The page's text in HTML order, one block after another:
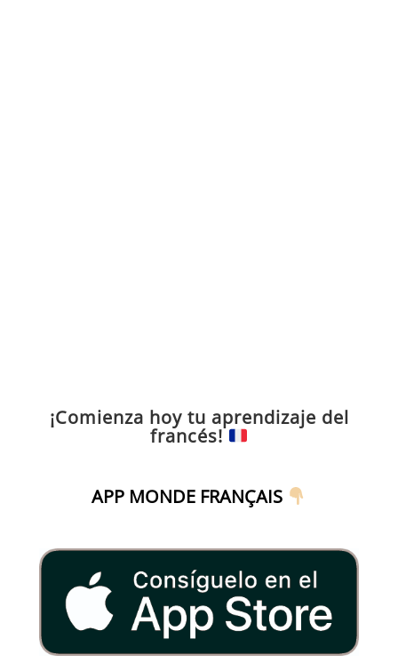
¡Comienza hoy tu aprendizaje del
francés!
APP MONDE FRANÇAIS